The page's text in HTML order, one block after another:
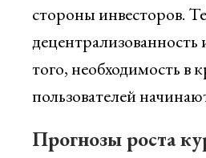
стороны инвесторов.
децентрализованность
того, необходимость в
пользователей
Прогнозы роста